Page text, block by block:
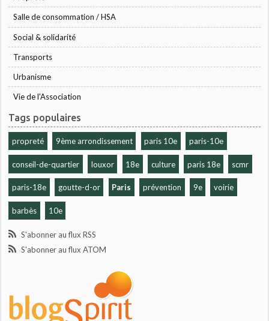
Salle de consommation / HSA
Social & solidarité
Transports
Urbanisme
Vie de l'Association
Tags populaires
propreté 9ème arrondissement paris 10e paris-10e
conseil-de-quartier louxor 18e culture paris 18e scmr
paris-18e goutte-d-or Paris prévention 9e voirie
barbès 10e
S'abonner au flux RSS
S'abonner au flux ATOM